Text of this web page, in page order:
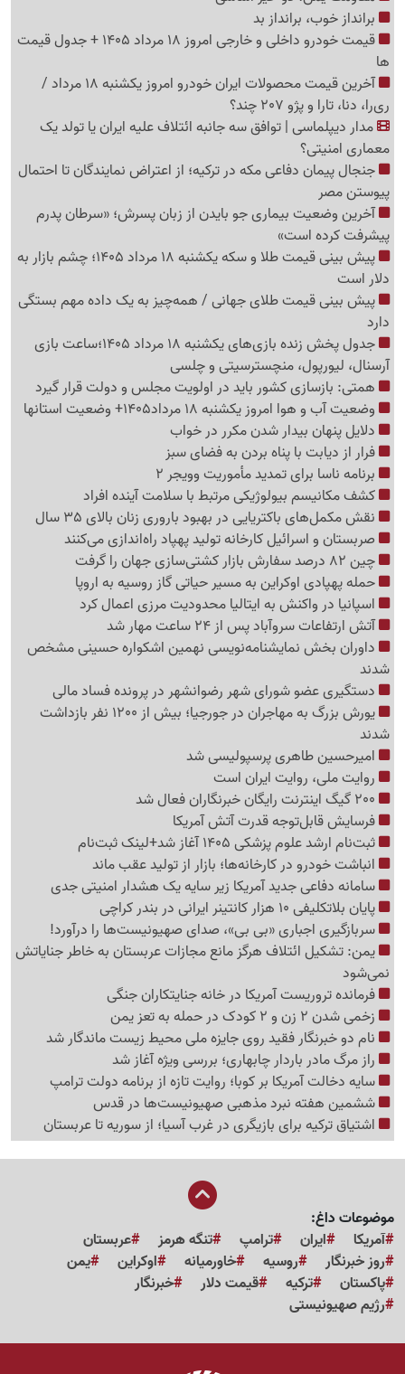
برانداز خوب، برانداز بد
قیمت خودرو داخلی و خارجی امروز 18 مرداد 1405 + جدول قیمت
ها
آخرین قیمت محصولات ایران خودرو امروز یکشنبه 18 مرداد /
ری‌را، دنا، تارا و پژو 207 چند؟
مدار دیپلماسی | توافق سه جانبه ائتلاف علیه ایران یا تولد یک
معماری امنیتی؟
جنجال پیمان دفاعی مکه در ترکیه؛ از اعتراض نمایندگان تا احتمال
پیوستن مصر
آخرین وضعیت بیماری جو بایدن از زبان پسرش؛ «سرطان پدرم
پیشرفت کرده است»
پیش بینی قیمت طلا و سکه یکشنبه 18 مرداد 1405؛ چشم بازار به
دلار است
پیش بینی قیمت طلای جهانی / همه‌چیز به یک داده مهم بستگی
دارد
جدول پخش زنده بازی‌های یکشنبه 18 مرداد 1405؛ساعت بازی
آرسنال، لیورپول، منچسترسیتی و چلسی
همتی: بازسازی کشور باید در اولویت مجلس و دولت قرار گیرد
وضعیت آب و هوا امروز یکشنبه 18 مرداد1405+ وضعیت استانها
دلایل پنهان بیدار شدن مکرر در خواب
فرار از دیابت با پناه بردن به فضای سبز
برنامه ناسا برای تمدید مأموریت وویجر 2
کشف مکانیسم بیولوژیکی مرتبط با سلامت آینده افراد
نقش مکمل‌های باکتریایی در بهبود باروری زنان بالای 35 سال
صربستان و اسرائیل کارخانه تولید پهپاد راه‌اندازی می‌کنند
چین 82 درصد سفارش بازار کشتی‌سازی جهان را گرفت
حمله پهپادی اوکراین به مسیر حیاتی گاز روسیه به اروپا
اسپانیا در واکنش به ایتالیا محدودیت مرزی اعمال کرد
آتش ارتفاعات سروآباد پس از 24 ساعت مهار شد
داوران بخش نمایشنامه‌نویسی نهمین اشکواره حسینی مشخص
شدند
دستگیری عضو شورای شهر رضوانشهر در پرونده فساد مالی
یورش بزرگ به مهاجران در جورجیا؛ بیش از 1200 نفر بازداشت
شدند
امیرحسین طاهری پرسپولیسی شد
روایت ملی، روایت ایران است
فرسایش قابل‌توجه قدرت آتش آمریکا
ثبت‌نام ارشد علوم پزشکی 1405 آغاز شد+لینک ثبت‌نام
انباشت خودرو در کارخانه‌ها؛ بازار از تولید عقب ماند
سامانه دفاعی جدید آمریکا زیر سایه یک هشدار امنیتی جدی
پایان بلاتکلیفی 10 هزار کانتینر ایرانی در بندر کراچی
سربازگیری اجباری «بی بی»، صدای صهیونیست‌ها را درآورد!
یمن: تشکیل ائتلاف هرگز مانع مجازات عربستان به خاطر جنایاتش
نمی‌شود
فرمانده تروریست آمریکا در خانه جنایتکاران جنگی
زخمی شدن 2 زن و 2 کودک در حمله به تعز یمن
نام دو خبرنگار فقید روی جایزه ملی محیط زیست ماندگار شد
راز مرگ مادر باردار چابهاری؛ بررسی ویژه آغاز شد
سایه دخالت آمریکا بر کوبا؛ روایت تازه از برنامه دولت ترامپ
ششمین هفته نبرد مذهبی صهیونیست‌ها در قدس
اشتیاق ترکیه برای بازیگری در غرب آسیا؛ از سوریه تا عربستان
موضوعات داغ:
آمریکا
ایران ترامپ تنگه هرمز
عربستان
روز خبرنگار
روسیه خاورمیانه اوکراین
یمن
پاکستان
ترکیه قیمت دلار
خبرنگار
رژیم صهیونیستی